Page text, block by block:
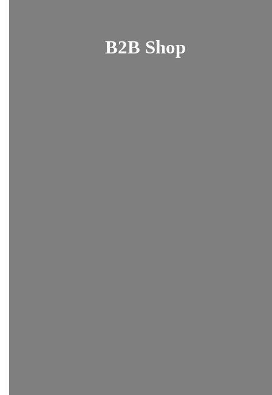
B2B Shop